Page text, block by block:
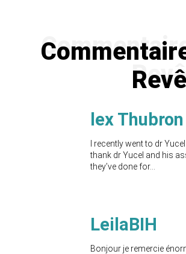
lex Thubron
I recently went to dr
thank dr Yucel and his
they’ve done for...
LeilaBIH
Bonjour je remercie